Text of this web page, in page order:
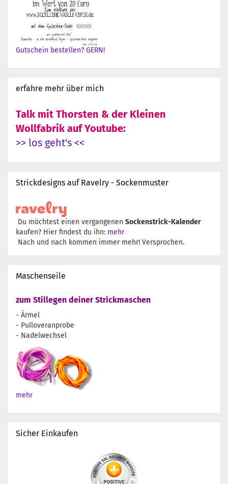
Gutschein bestellen? GERN!
erfahre mehr über mich
Talk mit Thorsten & der Kleinen
Wollfabrik auf Youtube:
>> los geht's <<
Strickdesigns auf Ravelry - Sockenmuster
Du möchtest einen vergangenen Sockenstrick-Kalender
kaufen? Hier findest du ihn: mehr
Nach und nach kommen immer mehr! Versprochen.
Maschenseile
zum Stillegen deiner Strickmaschen
- Ärmel
- Pulloveranprobe
- Nadelwechsel
mehr
Sicher Einkaufen